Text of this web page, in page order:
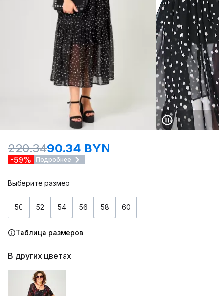
220.3490.34 BYN
-59% Подробнее
Выберите размер
50 52 54 56 58 60
Таблица размеров
В других цветах